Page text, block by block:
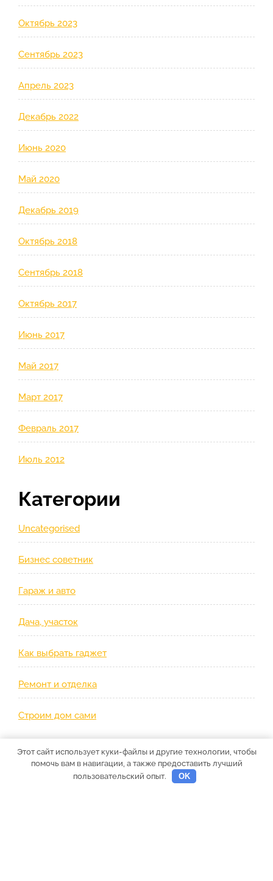
Октябрь 2023
Сентябрь 2023
Апрель 2023
Декабрь 2022
Июнь 2020
Май 2020
Декабрь 2019
Октябрь 2018
Сентябрь 2018
Октябрь 2017
Июнь 2017
Май 2017
Март 2017
Февраль 2017
Июль 2012
Категории
Uncategorised
Бизнес советник
Гараж и авто
Дача, участок
Как выбрать гаджет
Ремонт и отделка
Строим дом сами
Этот сайт использует куки-файлы и другие технологии, чтобы
помочь вам в навигации, а также предоставить лучший
пользовательский опыт.
OK